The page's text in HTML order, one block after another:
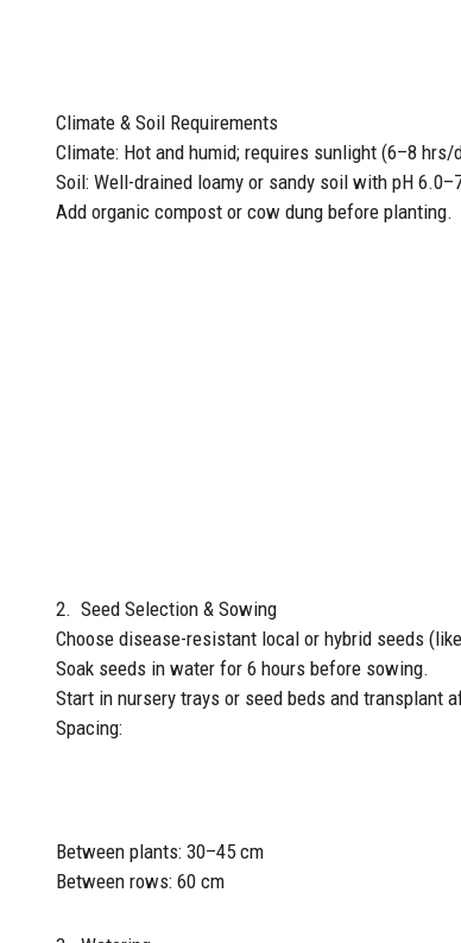
Climate & Soil Requirements
Climate: Hot and humid; requires sunlight (6–8 hrs/
Soil: Well-drained loamy or sandy soil with pH
Add organic compost or cow dung before planting.
2. Seed Selection & Sowing
Choose disease-resistant local or hybrid seeds
Soak seeds in water for 6 hours before sowing.
Start in nursery trays or seed beds and transplant
Spacing:
Between plants: 30–45 cm
Between rows: 60 cm